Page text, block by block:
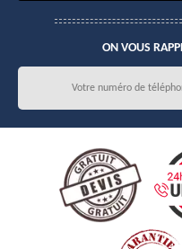
ON VOUS